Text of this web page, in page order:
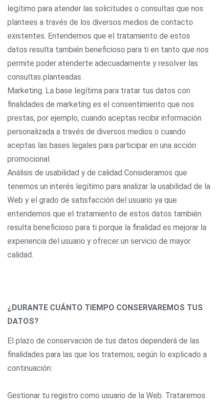
legítimo para atender las solicitudes o consultas que nos
plantees a través de los diversos medios de contacto
existentes. Entendemos que el tratamiento de estos
datos resulta también beneficioso para ti en tanto que nos
permite poder atenderte adecuadamente y resolver las
consultas planteadas.
Marketing. La base legítima para tratar tus datos con
finalidades de marketing es el consentimiento que nos
prestas, por ejemplo, cuando aceptas recibir información
personalizada a través de diversos medios o cuando
aceptas las bases legales para participar en una acción
promocional.
Análisis de usabilidad y de calidad Consideramos que
tenemos un interés legítimo para analizar la usabilidad de la
Web y el grado de satisfacción del usuario ya que
entendemos que el tratamiento de estos datos también
resulta beneficioso para ti porque la finalidad es mejorar la
experiencia del usuario y ofrecer un servicio de mayor
calidad.
¿DURANTE CUÁNTO TIEMPO CONSERVAREMOS TUS
DATOS?
El plazo de conservación de tus datos dependerá de las
finalidades para las que los tratemos, según lo explicado a
continuación:
Gestionar tu registro como usuario de la Web. Trataremos